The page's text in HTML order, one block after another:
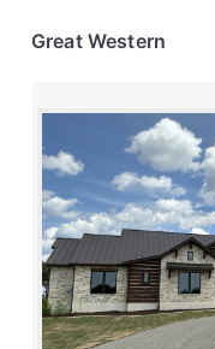
Great Western